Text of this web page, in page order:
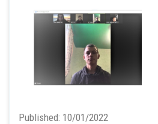
Published: 10/01/2022